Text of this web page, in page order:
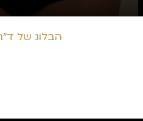
הבלוג של